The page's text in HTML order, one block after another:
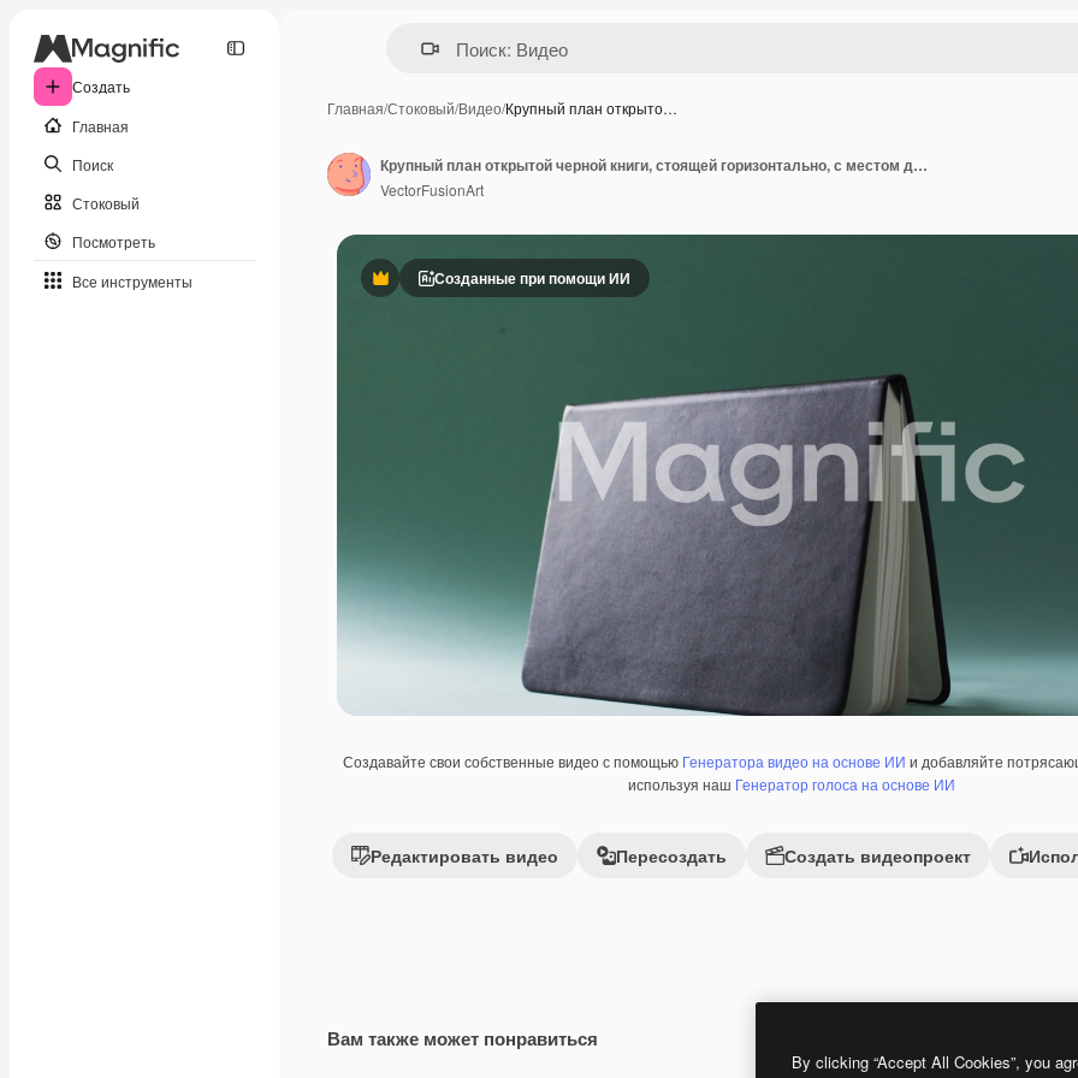
Создать
Главная
Поиск
Стоковый
Посмотреть
Все инструменты
Главная/Стоковый/Видео/Крупный план открыто…
ПремиумСозданные при помощи ИИ
Создавайте свои собственные видео с помощью Генератора видео на основе ИИ и добавляйте
используя наш Генератор голоса на основе ИИ
Редактировать видео Пересоздать Создать видеопроект
Крупный план открытой черной книги, стоящей горизонтально, с местом для текста на зеленом фоне в замедленной съемке
VectorFusionArt
Вам также может понравиться
Сгенерировано с помощью ИИ
By clicking “Accept All Cookies”, you